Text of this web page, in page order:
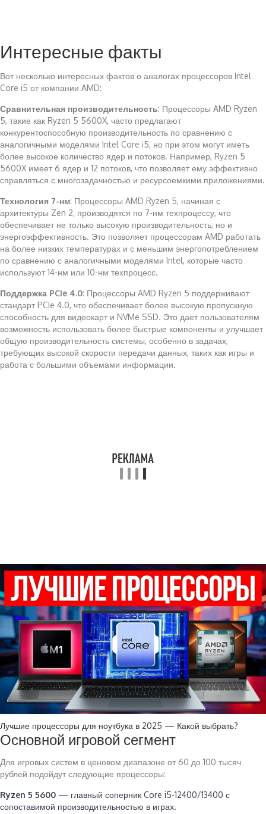
Интересные факты
Вот несколько интересных фактов о аналогах процессоров Intel
Core i5 от компании AMD:
Сравнительная производительность: Процессоры AMD Ryzen
5, такие как Ryzen 5 5600X, часто предлагают
конкурентоспособную производительность по сравнению с
аналогичными моделями Intel Core i5, но при этом могут иметь
более высокое количество ядер и потоков. Например, Ryzen 5
5600X имеет 6 ядер и 12 потоков, что позволяет ему эффективно
справляться с многозадачностью и ресурсоемкими приложениями.
Технология 7-нм: Процессоры AMD Ryzen 5, начиная с
архитектуры Zen 2, производятся по 7-нм техпроцессу, что
обеспечивает не только высокую производительность, но и
энергоэффективность. Это позволяет процессорам AMD работать
на более низких температурах и с меньшим энергопотреблением
по сравнению с аналогичными моделями Intel, которые часто
используют 14-нм или 10-нм техпроцесс.
Поддержка PCIe 4.0: Процессоры AMD Ryzen 5 поддерживают
стандарт PCIe 4.0, что обеспечивает более высокую пропускную
способность для видеокарт и NVMe SSD. Это дает пользователям
возможность использовать более быстрые компоненты и улучшает
общую производительность системы, особенно в задачах,
требующих высокой скорости передачи данных, таких как игры и
работа с большими объемами информации.
Лучшие процессоры для ноутбука в 2025 — Какой выбрать?
Основной игровой сегмент
Для игровых систем в ценовом диапазоне от 60 до 100 тысяч
рублей подойдут следующие процессоры:
Ryzen 5 5600 — главный соперник Core i5-12400/13400 с
сопоставимой производительностью в играх.